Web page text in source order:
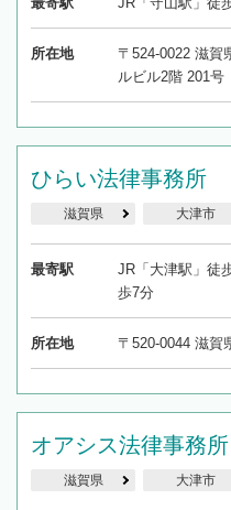
所在地
〒524-0022 滋賀
ルビル2階 201号
ひらい法律事務所
滋賀県 大津市
最寄駅
JR「大津駅」徒
歩7分
所在地 〒520-0044 滋賀
オアシス法律事務所
滋賀県 大津市